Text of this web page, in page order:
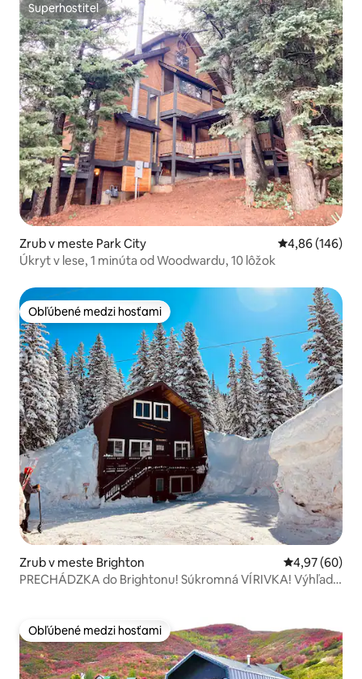
Superhostiteľ
Superhostiteľ
Zrub v meste Park City Priemerné
4,86 (146)
Úkryt v lese, 1 minúta od Woodwardu, 10 lôžok
Obľúbené medzi hosťami
Obľúbené medzi hosťami
Zrub v meste Brighton Priemerné
4,97 (60)
PRECHÁDZKA do Brightonu! Súkromná VÍRIVKA! Výhľad
Obľúbené medzi hosťami
Obľúbené medzi hosťami